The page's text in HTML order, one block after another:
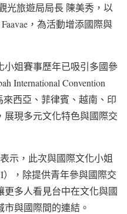
光旅遊局局長 陳美秀，以
，為活動增添國際與
小姐賽事歷年已吸引多國參
International Convention
來西亞、菲律賓、越南、印
現多元文化特色與國際交
示，此次與國際文化小姐
），除提供青年參與國際交
多人看見台中在文化與國
與國際間的連結。